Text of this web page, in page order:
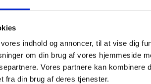
indhold og annoncer, til at vise dig
om din brug af vores hjemmeside
Vores partnere kan kombinere
fra din brug af deres tjenester.
"Ø"
I J K L M N O